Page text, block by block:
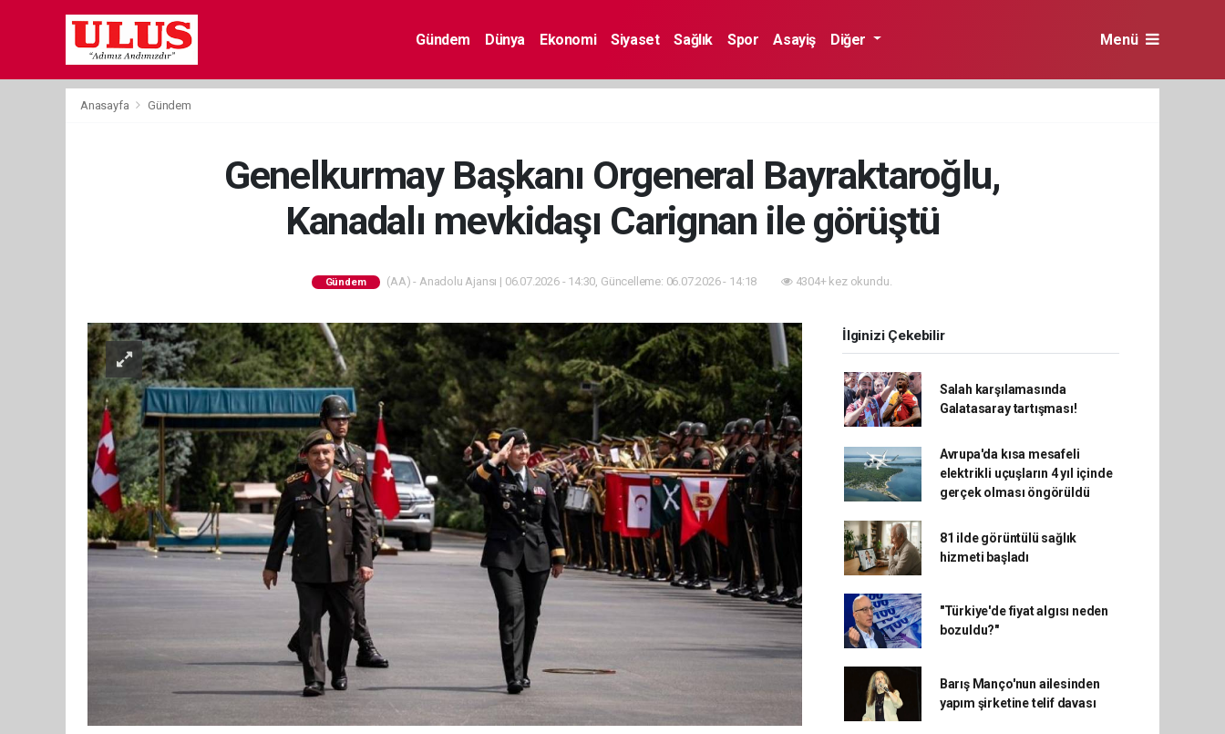
Gündem Dünya Ekonomi Siyaset Sağlık Spor Asayiş Diğer Menü
Anasayfa Gündem
Genelkurmay Başkanı Orgeneral Bayraktaroğlu,
Kanadalı mevkidaşı Carignan ile görüştü
Gündem (AA) - Anadolu Ajansı | 06.07.2026 - 14:30, Güncelleme: 06.07.2026 - 14:18 4304+ kez okundu.
İlginizi Çekebilir
Salah karşılamasında
Galatasaray tartışması!
Avrupa'da kısa mesafeli
elektrikli uçuşların 4 yıl içinde
gerçek olması öngörüldü
81 ilde görüntülü sağlık
hizmeti başladı
"Türkiye'de fiyat algısı neden
bozuldu?"
Barış Manço'nun ailesinden
yapım şirketine telif davası